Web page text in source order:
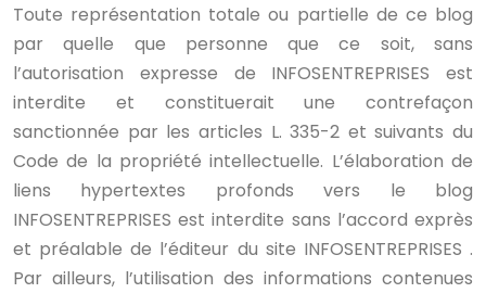
Toute représentation totale ou partielle de ce blog
par quelle que personne que ce soit, sans
l’autorisation expresse de INFOSENTREPRISES est
interdite et constituerait une contrefaçon
sanctionnée par les articles L. 335-2 et suivants du
Code de la propriété intellectuelle. L’élaboration de
liens hypertextes profonds vers le blog
INFOSENTREPRISES est interdite sans l’accord exprès
et préalable de l’éditeur du site INFOSENTREPRISES .
Par ailleurs, l’utilisation des informations contenues